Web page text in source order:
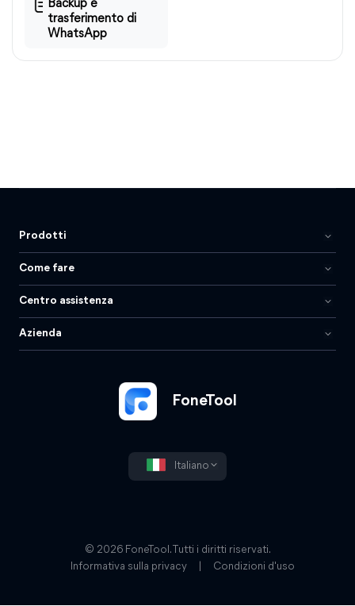
Backup e
trasferimento di
WhatsApp
FoneTool
Italiano
Prodotti
Come fare
Centro assistenza
Azienda
© 2026 FoneTool. Tutti i diritti riservati.
Informativa sulla privacy
Condizioni d'uso